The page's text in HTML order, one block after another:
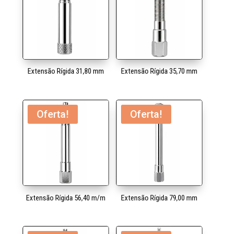
Extensão Rígida 31,80 mm Extensão Rígida 35,70 mm
Oferta!
Extensão Rígida 56,40 m/m
Oferta!
Extensão Rígida 79,00 mm